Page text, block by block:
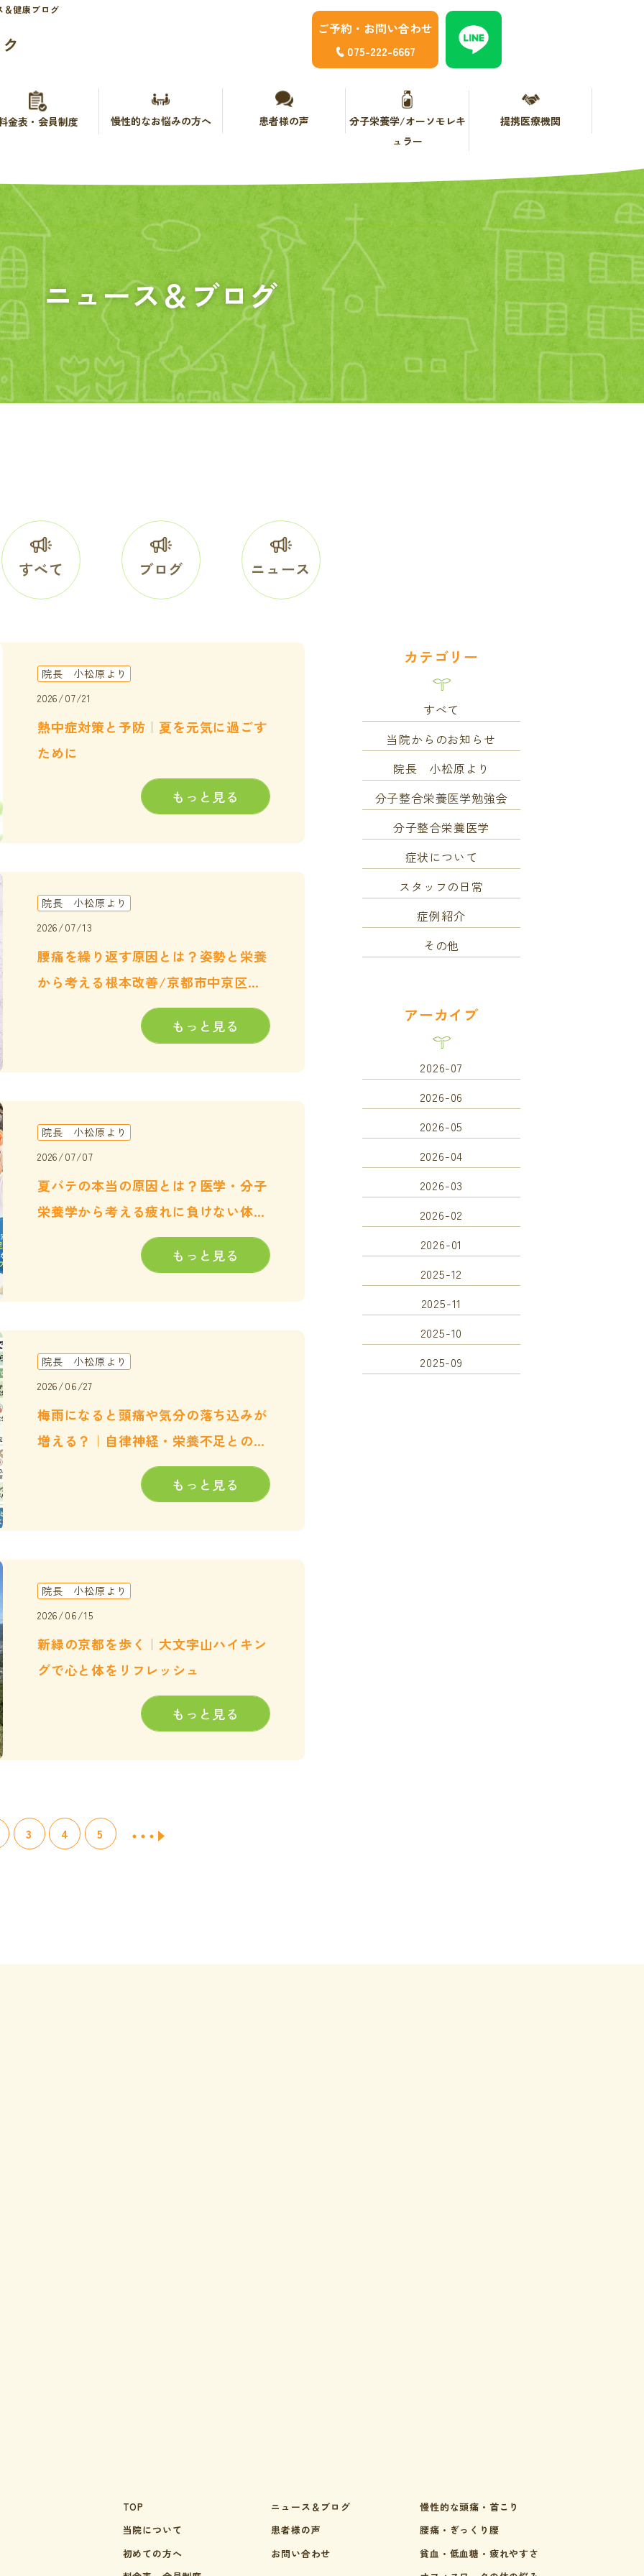
＆健康ブログ
ご予約・お問い合わせ
075-222-6667
金表・会員制度 慢性的なお悩みの方へ 患者様の声
分子栄養学/オーソモレキ
ュラー
提携医療機関
ニュース＆ブログ
すべて ブログ ニュース
院長 小松原より
2026/07/21
熱中症対策と予防｜夏を元気に過ごす
ために
もっと見る
院長 小松原より
2026/07/13
腰痛を繰り返す原因とは？姿勢と栄養
から考える根本改善/京都市中京区の
もっと見る
院長 小松原より
2026/07/07
夏バテの本当の原因とは？医学・分子
栄養学から考える疲れに負けない体の
もっと見る
院長 小松原より
2026/06/27
梅雨になると頭痛や気分の落ち込みが
増える？｜自律神経・栄養不足との関
係を分子栄養学から解説
もっと見る
院長 小松原より
2026/06/15
新緑の京都を歩く｜大文字山ハイキン
グで心と体をリフレッシュ
もっと見る
3 4 5
カテゴリー
すべて
当院からのお知らせ
院長 小松原より
分子整合栄養医学勉強会
分子整合栄養医学
症状について
スタッフの日常
症例紹介
その他
アーカイブ
2026-07
2026-06
2026-05
2026-04
2026-03
2026-02
2026-01
2025-12
2025-11
2025-10
2025-09
TOP
当院について
初めての方へ
ニュース＆ブログ
患者様の声
お問い合わせ
慢性的な頭痛・首こり
腰痛・ぎっくり腰
貧血・低血糖・疲れやすさ